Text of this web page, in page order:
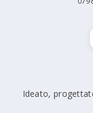
Ideato,